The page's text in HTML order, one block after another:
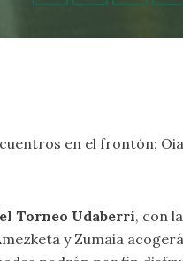
en el frontón;
Torneo Udaberri, con
y Zumaia